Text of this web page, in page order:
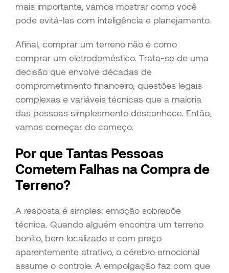
mais importante, vamos mostrar como você
pode evitá-las com inteligência e planejamento.
Afinal, comprar um terreno não é como
comprar um eletrodoméstico. Trata-se de uma
decisão que envolve décadas de
comprometimento financeiro, questões legais
complexas e variáveis técnicas que a maioria
das pessoas simplesmente desconhece. Então,
vamos começar do começo.
Por que Tantas Pessoas
Cometem Falhas na Compra de
Terreno?
A resposta é simples: emoção sobrepõe
técnica. Quando alguém encontra um terreno
bonito, bem localizado e com preço
aparentemente atrativo, o cérebro emocional
assume o controle. A empolgação faz com que